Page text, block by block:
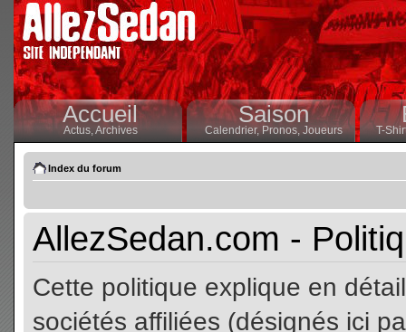
Accueil
Actus,Archives
Saison
Calendrier,Pronos, Joueurs T-
Index du forum
AllezSedan.com -
Cette politique explique en
sociétés affiliées (désignés ici